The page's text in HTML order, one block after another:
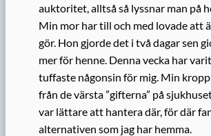
auktoritet, alltså så lyssnar man på
Min mor har till och med lovade att
gör. Hon gjorde det i två dagar sen
mer för henne. Denna vecka har
tuffaste någonsin för mig. Min
från de värsta ”gifterna” på
var lättare att hantera där, för där
alternativen som jag har hemma.